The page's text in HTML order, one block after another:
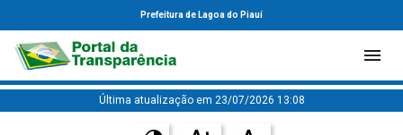
Prefeitura de Lagoa do Piauí
Última atualização em 23/07/2026 13:08